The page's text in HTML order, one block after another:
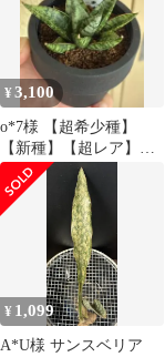
¥3,100
o*7様 【超希少種】
【新種】【超レア】サ
ンセベリア ゼブラ
¥ 1,099
A*U様 サンスベリア